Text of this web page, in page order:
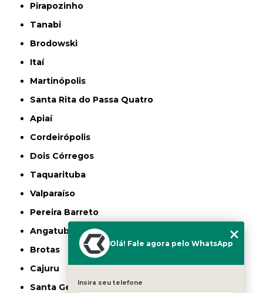
Pirapozinho
Tanabi
Brodowski
Itaí
Martinópolis
Santa Rita do Passa Quatro
Apiaí
Cordeirópolis
Dois Córregos
Taquarituba
Valparaíso
Pereira Barreto
Angatuba
Brotas
Cajuru
Santa Gertrudes
Olá! Fale agora pelo WhatsApp
Insira seu telefone